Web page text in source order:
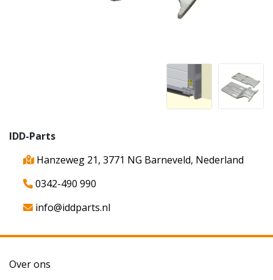
IDD-Parts
Hanzeweg 21, 3771 NG Barneveld, Nederland
0342-490 990
info@iddparts.nl
Over ons